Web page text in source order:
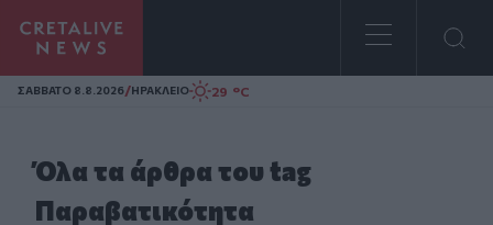
Homepage
ΣAΒΒΑΤΟ 8.8.2026/ΗΡΑΚΛΕΙΟ 29 °C
Όλα τα άρθρα του tag
Παραβατικότητα